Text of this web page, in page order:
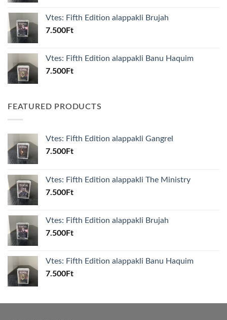
Vtes: Fifth Edition alappakli Brujah
7.500Ft
Vtes: Fifth Edition alappakli Banu Haquim
7.500Ft
FEATURED PRODUCTS
Vtes: Fifth Edition alappakli Gangrel
7.500Ft
Vtes: Fifth Edition alappakli The Ministry
7.500Ft
Vtes: Fifth Edition alappakli Brujah
7.500Ft
Vtes: Fifth Edition alappakli Banu Haquim
7.500Ft